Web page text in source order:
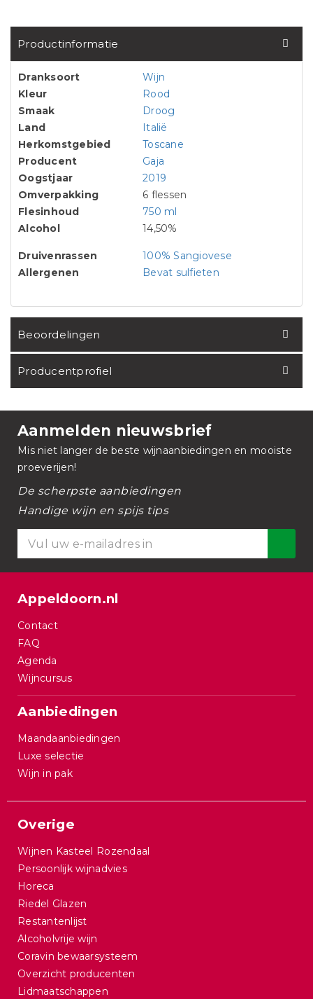
Productinformatie
Dranksoort
Wijn
Kleur
Rood
Smaak
Droog
Land
Italië
Herkomstgebied
Toscane
Producent
Gaja
Oogstjaar
2019
Omverpakking
6 flessen
Flesinhoud
750 ml
Alcohol
14,50%
Druivenrassen
100% Sangiovese
Allergenen
Bevat sulfieten
Beoordelingen
Producentprofiel
Aanmelden nieuwsbrief
Mis niet langer de beste wijnaanbiedingen en mooiste
proeverijen!
De scherpste aanbiedingen
Handige wijn en spijs tips
Appeldoorn.nl
Contact
FAQ
Agenda
Wijncursus
Aanbiedingen
Maandaanbiedingen
Luxe selectie
Wijn in pak
Overige
Wijnen Kasteel Rozendaal
Persoonlijk wijnadvies
Horeca
Riedel Glazen
Restantenlijst
Alcoholvrije wijn
Coravin bewaarsysteem
Overzicht producenten
Lidmaatschappen